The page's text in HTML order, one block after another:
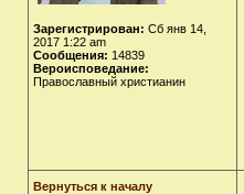
Зарегистрирован: Сб янв 14,
2017 1:22 am
Сообщения: 14839
Вероисповедание:
Православный христианин
Вернуться к началу